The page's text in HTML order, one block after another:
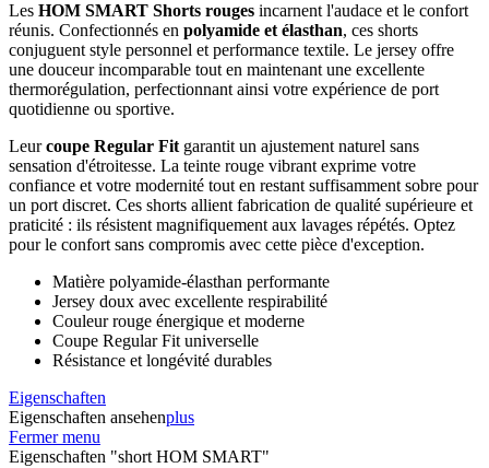
Les HOM SMART Shorts rouges incarnent l'audace et le confort
réunis. Confectionnés en polyamide et élasthan, ces shorts
conjuguent style personnel et performance textile. Le jersey offre
une douceur incomparable tout en maintenant une excellente
thermorégulation, perfectionnant ainsi votre expérience de port
quotidienne ou sportive.
Leurcoupe Regular Fitgarantit un ajustement naturel sans
sensation d'étroitesse. La teinte rouge vibrant exprime votre
confiance et votre modernité tout en restant suffisamment sobre pour
un port discret. Ces shorts allient fabrication de qualité supérieure et
praticité : ils résistent magnifiquement aux lavages répétés. Optez
pour le confort sans compromis avec cette pièce d'exception.
Matière polyamide-élasthan performante
Jersey doux avec excellente respirabilité
Couleur rouge énergique et moderne
Coupe Regular Fit universelle
Résistance et longévité durables
Eigenschaften
Eigenschaften ansehenplus
Fermer menu
Eigenschaften "short HOM SMART"